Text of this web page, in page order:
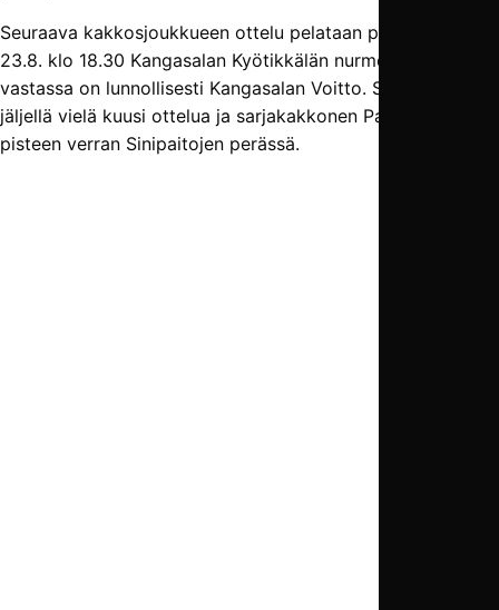
Seuraava kakkosjoukkueen ottelu pelataan perjantaina
23.8. klo 18.30 Kangasalan Kyötikkälän nurmella, ja
vastassa on lunnollisesti Kangasalan Voitto. Sarjaa on
jäljellä vielä kuusi ottelua ja sarjakakkonen Pato on vain
pisteen verran Sinipaitojen perässä.